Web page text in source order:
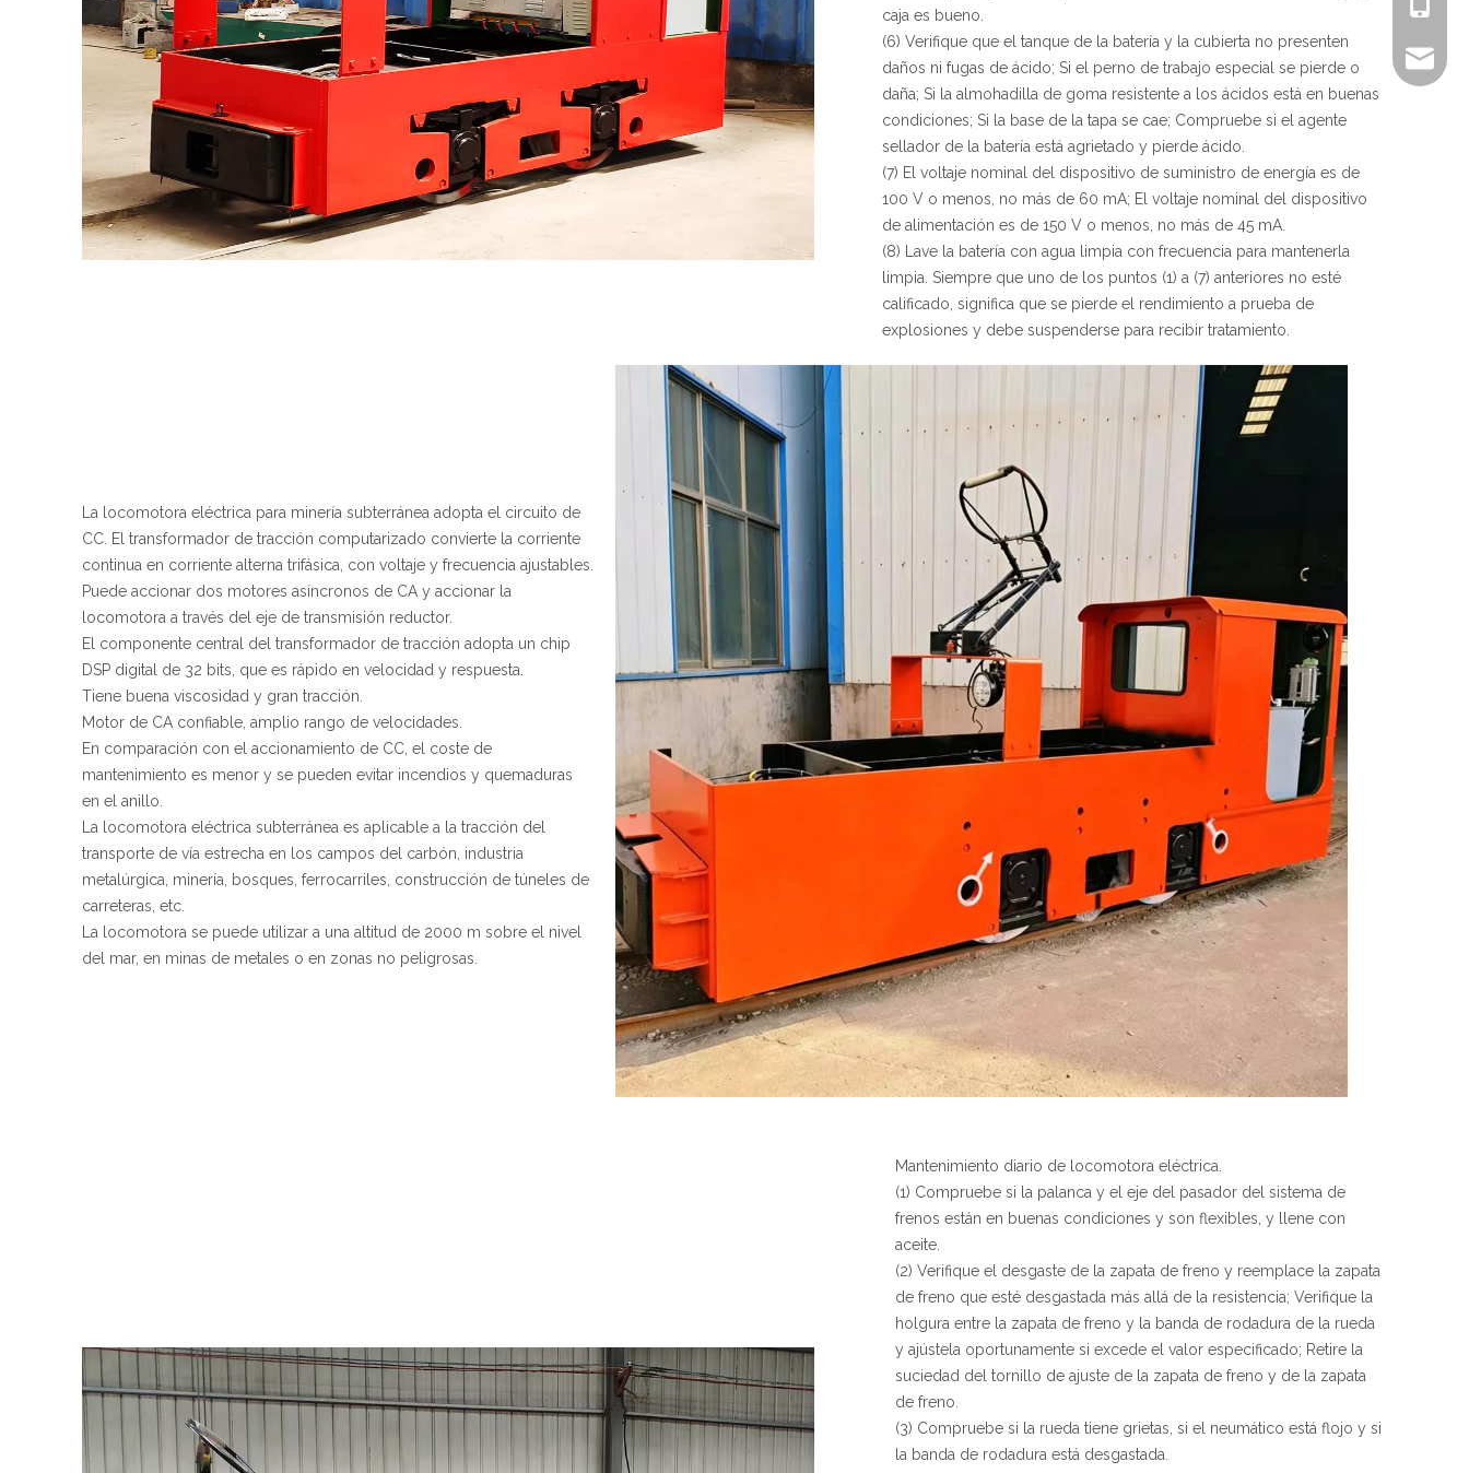
caja es bueno.
(6) Verifique que el tanque de la batería y la cubierta no presenten
daños ni fugas de ácido; Si el perno de trabajo especial se pierde o
daña; Si la almohadilla de goma resistente a los ácidos está en buenas
condiciones; Si la base de la tapa se cae; Compruebe si el agente
sellador de la batería está agrietado y pierde ácido.
(7) El voltaje nominal del dispositivo de suministro de energía es de
100 V o menos, no más de 60 mA; El voltaje nominal del dispositivo
de alimentación es de 150 V o menos, no más de 45 mA.
(8) Lave la batería con agua limpia con frecuencia para mantenerla
limpia. Siempre que uno de los puntos (1) a (7) anteriores no esté
calificado, significa que se pierde el rendimiento a prueba de
explosiones y debe suspenderse para recibir tratamiento.
La locomotora eléctrica para minería subterránea adopta el circuito de
CC. El transformador de tracción computarizado convierte la corriente
continua en corriente alterna trifásica, con voltaje y frecuencia ajustables.
Puede accionar dos motores asíncronos de CA y accionar la
locomotora a través del eje de transmisión reductor.
El componente central del transformador de tracción adopta un chip
DSP digital de 32 bits, que es rápido en velocidad y respuesta.
Tiene buena viscosidad y gran tracción.
Motor de CA confiable, amplio rango de velocidades.
En comparación con el accionamiento de CC, el coste de
mantenimiento es menor y se pueden evitar incendios y quemaduras
en el anillo.
La locomotora eléctrica subterránea es aplicable a la tracción del
transporte de vía estrecha en los campos del carbón, industria
metalúrgica, minería, bosques, ferrocarriles, construcción de túneles de
carreteras, etc.
La locomotora se puede utilizar a una altitud de 2000 m sobre el nivel
del mar, en minas de metales o en zonas no peligrosas.
Mantenimiento diario de locomotora eléctrica.
(1) Compruebe si la palanca y el eje del pasador del sistema de
frenos están en buenas condiciones y son flexibles, y llene con
aceite.
(2) Verifique el desgaste de la zapata de freno y reemplace la zapata
de freno que esté desgastada más allá de la resistencia; Verifique la
holgura entre la zapata de freno y la banda de rodadura de la rueda
y ajústela oportunamente si excede el valor especificado; Retire la
suciedad del tornillo de ajuste de la zapata de freno y de la zapata
de freno.
(3) Compruebe si la rueda tiene grietas, si el neumático está flojo y si
la banda de rodadura está desgastada.